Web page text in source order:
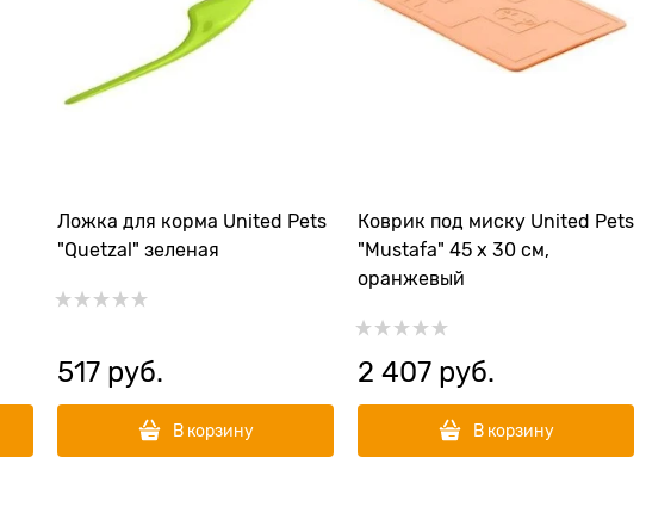
Ложка для корма United Pets
"Quetzal" зеленая
517 руб.
В корзину
Коврик под миску United Pets
"Mustafa" 45 х 30 см,
оранжевый
2 407 руб.
В корзину